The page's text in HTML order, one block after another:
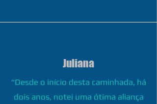
Juliana
“Desde o início desta caminhada, há
dois anos, notei uma ótima aliança